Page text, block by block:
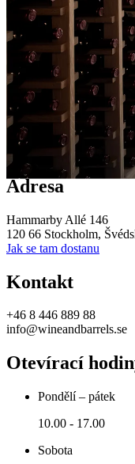
Stockholm
V našem krásném
Adresa
Hammarby Allé 146
120 66 Stockholm,
Jak se tam dostanu
Kontakt
+46 8 446 889 88
info@wineandbarrels.se
Otevírací
Pondělí – pátek
10.00 - 17.00
Sobota